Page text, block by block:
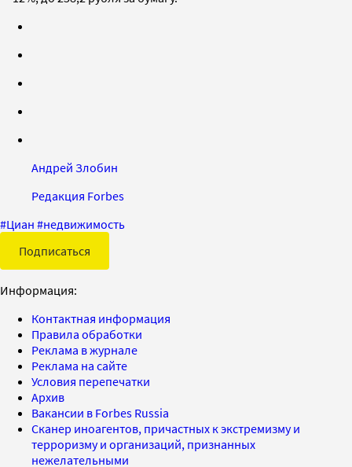
Андрей Злобин
Редакция Forbes
#Циан #недвижимость
Подписаться
Информация:
Контактная информация
Правила обработки
Реклама в журнале
Реклама на сайте
Условия перепечатки
Архив
Вакансии в Forbes Russia
Сканер иноагентов, причастных к экстремизму и
терроризму и организаций, признанных
нежелательными